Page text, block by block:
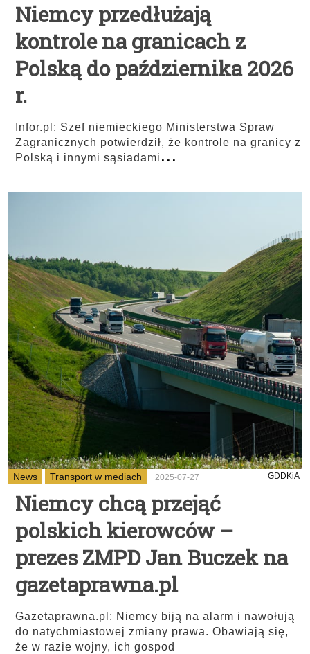
Niemcy przedłużają
kontrole na granicach z
Polską do października 2026
r.
Infor.pl: Szef niemieckiego Ministerstwa Spraw
Zagranicznych potwierdził, że kontrole na granicy z
Polską i innymi sąsiadami ...
News Transport w mediach 2025-07-27 GDDKiA
Niemcy chcą przejąć
polskich kierowców –
prezes ZMPD Jan Buczek na
gazetaprawna.pl
Gazetaprawna.pl: Niemcy biją na alarm i nawołują
do natychmiastowej zmiany prawa. Obawiają się,
że w razie wojny, ich gospod